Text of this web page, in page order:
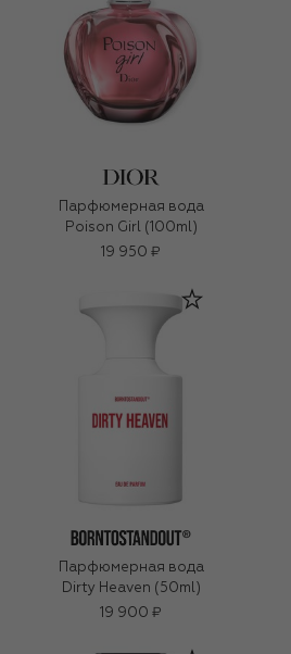
Парфюмерная вода
Poison Girl (100ml)
19 950 ₽
Парфюмерная вода
Dirty Heaven (50ml)
19 900 ₽